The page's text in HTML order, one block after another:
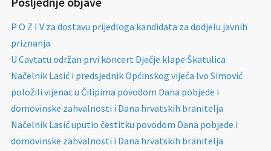
P O Z I V za dostavu prijedloga kandidata za dodjelu javnih
priznanja
U Cavtatu održan prvi koncert Dječje klape Škatulica
Načelnik Lasić i predsjednik Općinskog vijeća Ivo Simović
položili vijenac u Čilipima povodom Dana pobjede i
domovinske zahvalnosti i Dana hrvatskih branitelja
Načelnik Lasić uputio čestitku povodom Dana pobjede i
domovinske zahvalnosti i Dana hrvatskih branitelja